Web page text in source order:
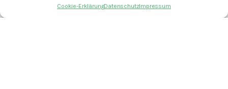
Cookie-ErklärungDatenschutzImpressum